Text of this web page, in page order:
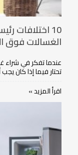
10 اختلافات
الغسالات فوق
عندما تفكر في شراء
تحتار فيما إذا كان
لكل نوع من
أشتري؟
اقرأ المزيد »